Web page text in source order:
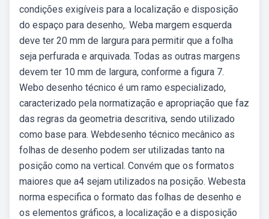
condições exigíveis para a localização e disposição
do espaço para desenho,. Weba margem esquerda
deve ter 20 mm de largura para permitir que a folha
seja perfurada e arquivada. Todas as outras margens
devem ter 10 mm de largura, conforme a figura 7.
Webo desenho técnico é um ramo especializado,
caracterizado pela normatização e apropriação que faz
das regras da geometria descritiva, sendo utilizado
como base para. Webdesenho técnico mecânico as
folhas de desenho podem ser utilizadas tanto na
posição como na vertical. Convém que os formatos
maiores que a4 sejam utilizados na posição. Webesta
norma especifica o formato das folhas de desenho e
os elementos gráficos, a localização e a disposição